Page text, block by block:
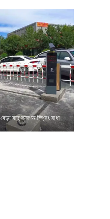
বাহু সঙ্গে অ স্প্রিং বাধা